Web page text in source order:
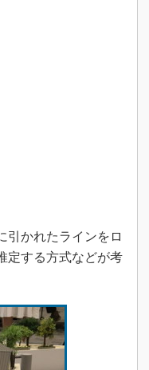
かれたラインをロ
定する方式などが考